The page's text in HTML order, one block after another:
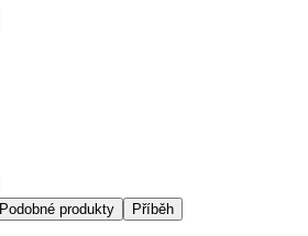
Podobné produkty Příběh